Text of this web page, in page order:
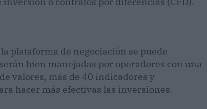
plataforma de negociación se puede
bien manejadas por operadores con una
valores, más de 40 indicadores y
hacer más efectivas las inversiones.